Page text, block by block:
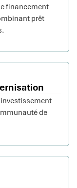
financement
prêt
de